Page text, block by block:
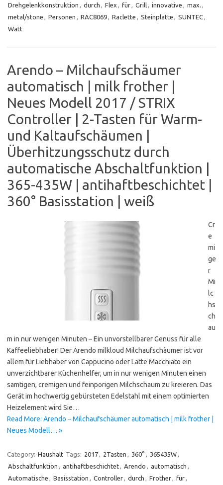
Drehgelenkkonstruktion , durch , Flex , für, Grill, innovative , max. ,
metal/stone , Personen , RAC8069, Raclette , Steinplatte , SUNTEC,
Watt
Arendo – Milchaufschäumer
automatisch | milk frother |
Neues Modell 2017 / STRIX
Controller | 2-Tasten für Warm-
und Kaltaufschäumen |
Überhitzungsschutz durch
automatische Abschaltfunktion |
365-435W | antihaftbeschichtet |
360° Basisstation | weiß
Cr
e
mi
ge
r
Mi
lc
hs
ch
au
m in nur wenigen Minuten – Ein unvorstellbarer Genuss für alle
Kaffeeliebhaber! Der Arendo milkloud Milchaufschäumer ist vor
allem für Liebhaber von Cappucino oder Latte Macchiato ein
unverzichtbarer Küchenhelfer, um in nur wenigen Minuten einen
samtigen, cremigen und feinporigen Milchschaum zu kreieren. Das
Gerät im hochwertig gebürsteten Edelstahl mit einem optimierten
Heizelement wird Sie…
Read More: Arendo – Milchaufschäumer automatisch | milk frother |
Neues Modell… »
Category: Haushalt Tags: 2017, 2Tasten , 360° , 365435W,
Abschaltfunktion , antihaftbeschichtet, Arendo , automatisch ,
Automatische , Basisstation , Controller, durch , Frother, für,